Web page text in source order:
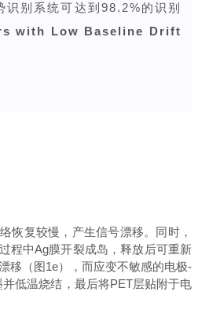
别系统可达到98.2%的识别
with Low Baseline Drift
恢复较慢，产生信号漂移。同时，
程中Ag膜开裂成岛，释放后可重新
移（图1e），而应变不敏感的电极-
低温烧结，最后将PET层贴附于电